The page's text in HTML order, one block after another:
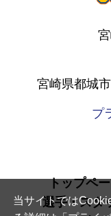
当サイトでは
宮崎県都城
プ
トップペ
選手・スタ